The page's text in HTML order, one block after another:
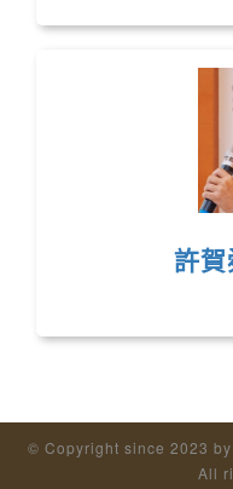
許賀
© Copyright since 2023 by
All